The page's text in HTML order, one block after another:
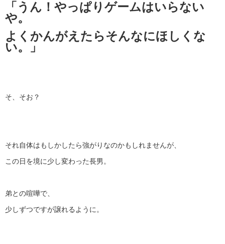
「うん！やっぱりゲームはいらない
や。
よくかんがえたらそんなにほしくな
い。」
そ、そお？
それ自体はもしかしたら強がりなのかもしれませんが、
この日を境に少し変わった長男。
弟との喧嘩で、
少しずつですが譲れるように。